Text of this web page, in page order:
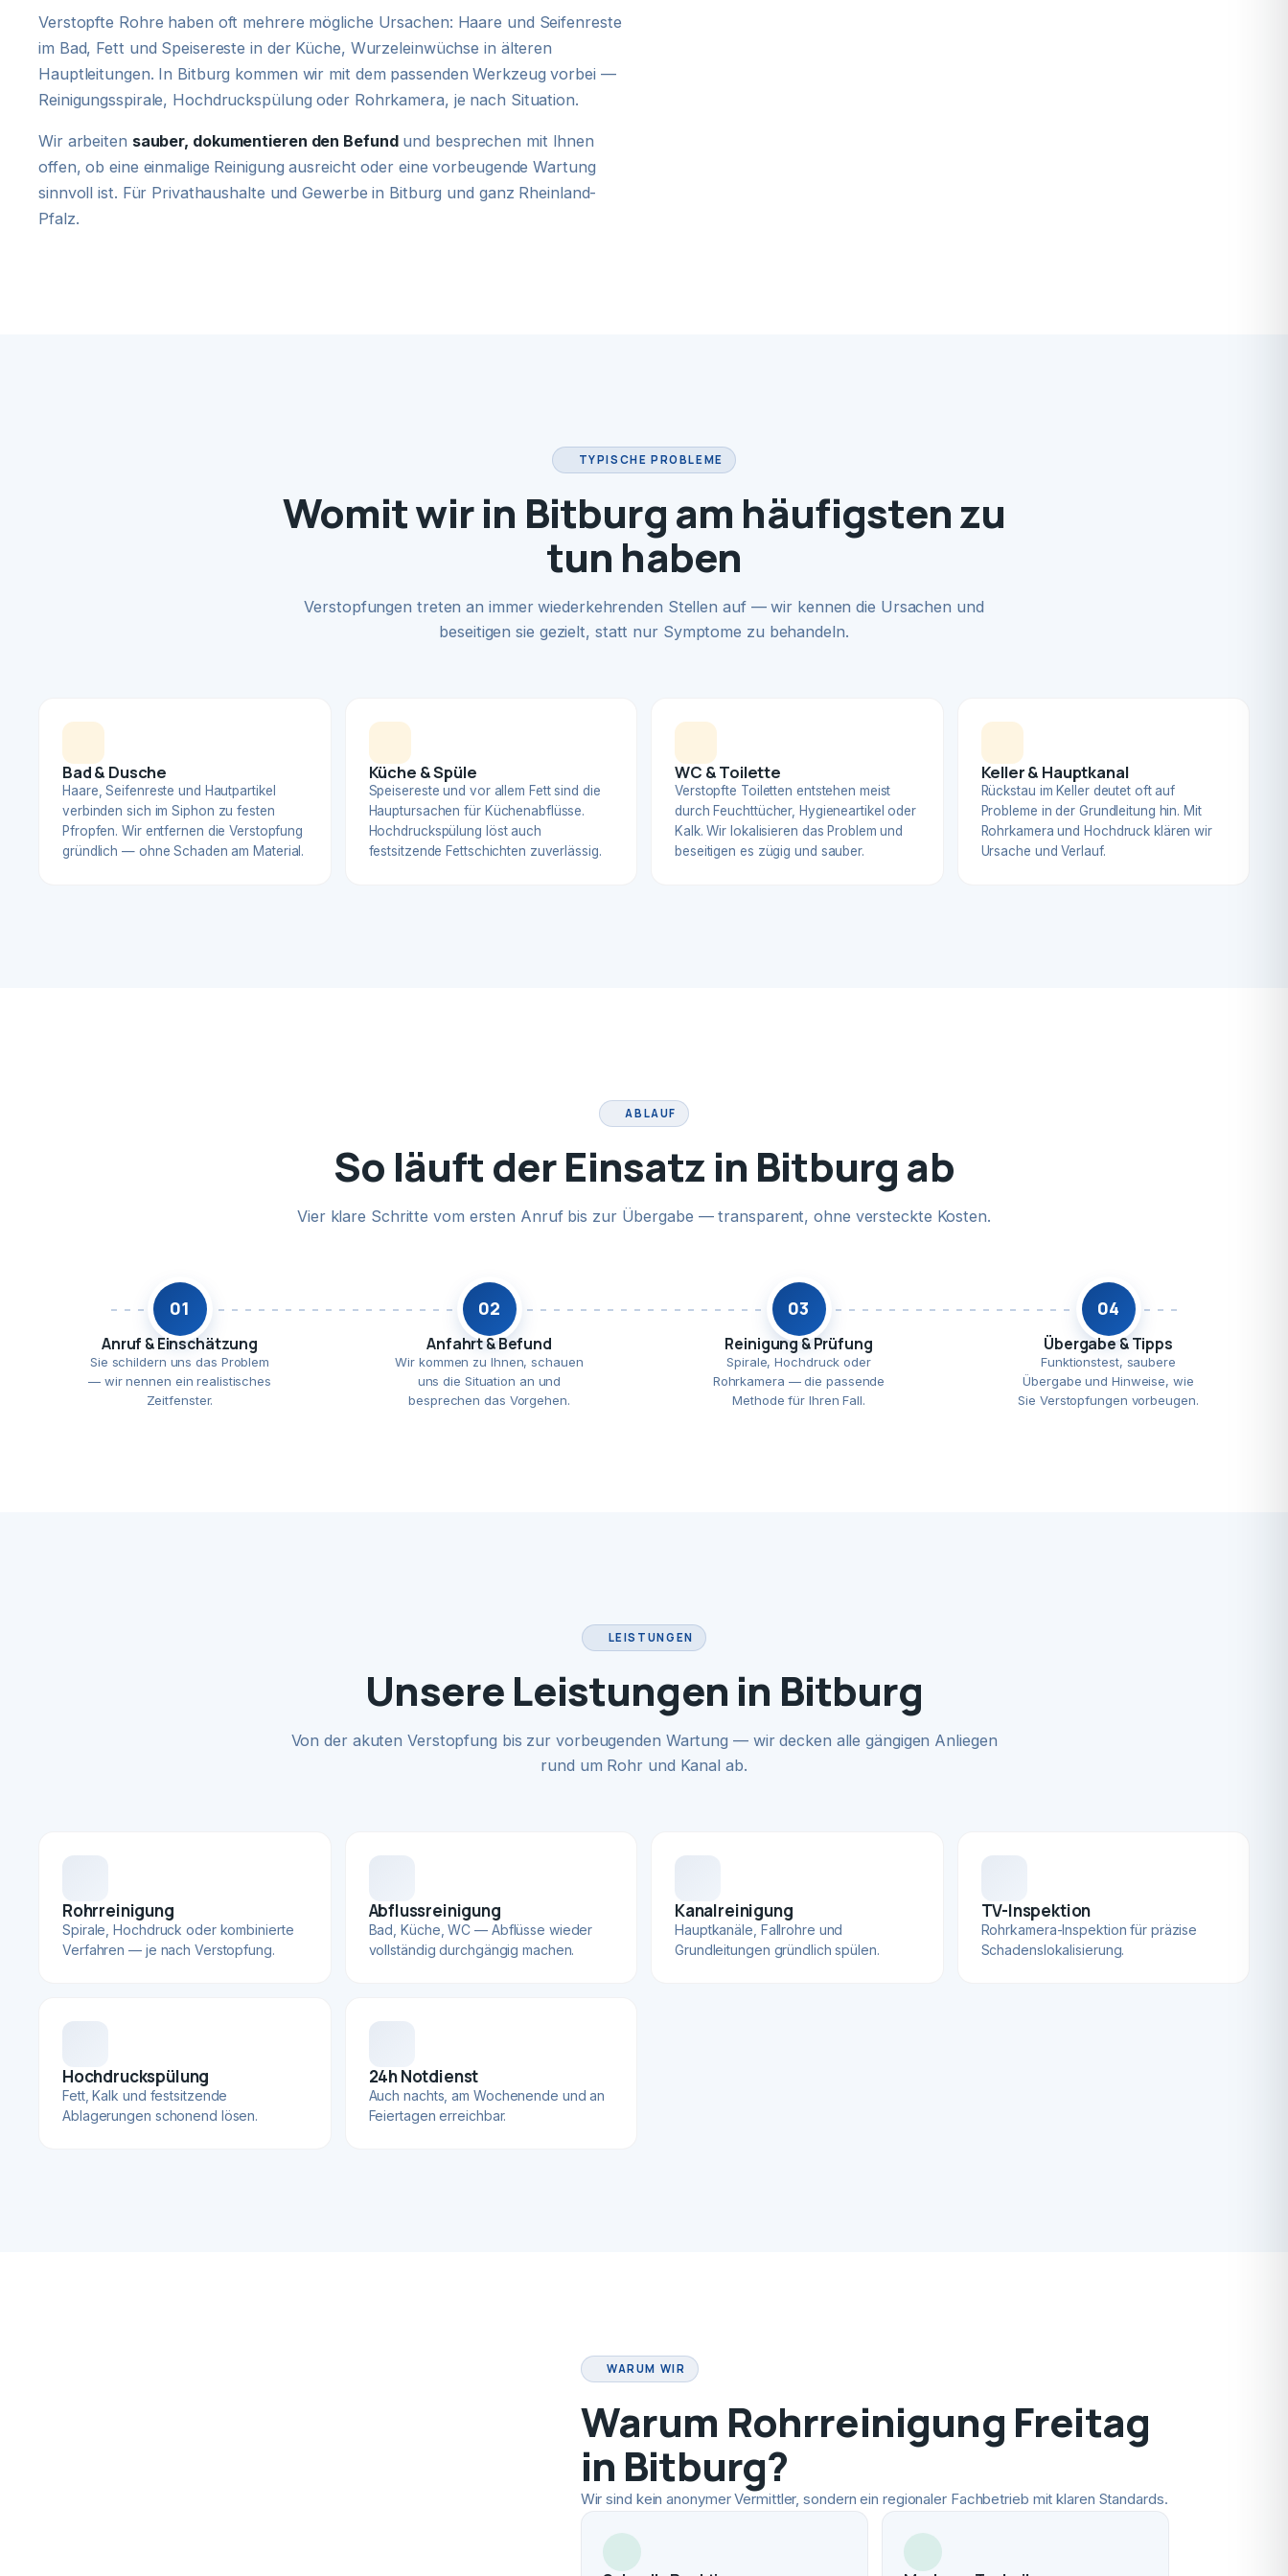
Verstopfte Rohre haben oft mehrere mögliche Ursachen: Haare und Seifenreste
im Bad, Fett und Speisereste in der Küche, Wurzeleinwüchse in älteren
Hauptleitungen. In Bitburg kommen wir mit dem passenden Werkzeug vorbei —
Reinigungsspirale, Hochdruckspülung oder Rohrkamera, je nach Situation.
Wir arbeiten sauber, dokumentieren den Befundund besprechen mit Ihnen
offen, ob eine einmalige Reinigung ausreicht oder eine vorbeugende Wartung
sinnvoll ist. Für Privathaushalte und Gewerbe in Bitburg und ganz Rheinland-
Pfalz.
TYPISCHE PROBLEME
Womit wir in Bitburg am häufigsten zu
tun haben
Verstopfungen treten an immer wiederkehrenden Stellen auf — wir kennen die Ursachen und
beseitigen sie gezielt, statt nur Symptome zu behandeln.
Bad & Dusche
Haare, Seifenreste und Hautpartikel
verbinden sich im Siphon zu festen
Pfropfen. Wir entfernen die Verstopfung
gründlich — ohne Schaden am Material.
Küche & Spüle
Speisereste und vor allem Fett sind die
Hauptursachen für Küchenabflüsse.
Hochdruckspülung löst auch
festsitzende Fettschichten zuverlässig.
WC & Toilette
Verstopfte Toiletten entstehen meist
durch Feuchttücher, Hygieneartikel oder
Kalk. Wir lokalisieren das Problem und
beseitigen es zügig und sauber.
Keller & Hauptkanal
Rückstau im Keller deutet oft auf
Probleme in der Grundleitung hin. Mit
Rohrkamera und Hochdruck klären wir
Ursache und Verlauf.
ABLAUF
So läuft der Einsatz in Bitburg ab
Vier klare Schritte vom ersten Anruf bis zur Übergabe — transparent, ohne versteckte Kosten.
01
Anruf & Einschätzung
Sie schildern uns das Problem
— wir nennen ein realistisches
Zeitfenster.
02
Anfahrt & Befund
Wir kommen zu Ihnen, schauen
uns die Situation an und
besprechen das Vorgehen.
03
Reinigung & Prüfung
Spirale, Hochdruck oder
Rohrkamera — die passende
Methode für Ihren Fall.
04
Übergabe & Tipps
Funktionstest, saubere
Übergabe und Hinweise, wie
Sie Verstopfungen vorbeugen.
LEISTUNGEN
Unsere Leistungen in Bitburg
Von der akuten Verstopfung bis zur vorbeugenden Wartung — wir decken alle gängigen Anliegen
rund um Rohr und Kanal ab.
Rohrreinigung
Spirale, Hochdruck oder kombinierte
Verfahren — je nach Verstopfung.
Abflussreinigung
Bad, Küche, WC — Abflüsse wieder
vollständig durchgängig machen.
Kanalreinigung
Hauptkanäle, Fallrohre und
Grundleitungen gründlich spülen.
TV-Inspektion
Rohrkamera-Inspektion für präzise
Schadenslokalisierung.
Hochdruckspülung
Fett, Kalk und festsitzende
Ablagerungen schonend lösen.
24h Notdienst
Auch nachts, am Wochenende und an
Feiertagen erreichbar.
WARUM WIR
Warum Rohrreinigung Freitag
in Bitburg?
Wir sind kein anonymer Vermittler, sondern ein regionaler Fachbetrieb mit klaren Standards.